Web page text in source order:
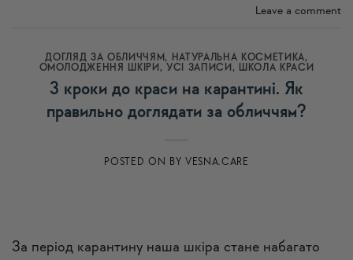
Leave a comment
ДОГЛЯД ЗА ОБЛИЧЧЯМ , НАТУРАЛЬНА КОСМЕТИКА,
ОМОЛОДЖЕННЯ ШКІРИ , УСI ЗАПИСИ , ШКОЛА КРАСИ
3 кроки до краси на карантині. Як
правильно доглядати за обличчям?
POSTED ON BY VESNA.CARE
За період карантину наша шкіра стане набагато